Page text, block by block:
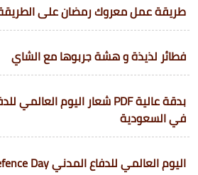
طريقة عمل معروك رمضان على الطريقة
فطائر لذيذة و هشة جربوها مع الشاي
في السعودية
اليوم العالمي للدفاع المدني World Civil Defence Day